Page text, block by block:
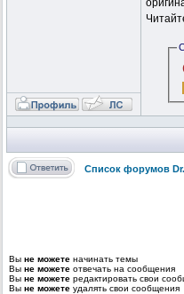
Список форумов
Вы не можете начинать темы
Вы не можете отвечать на сообщения
Вы не можете редактировать свои
Вы не можете удалять свои сообщения